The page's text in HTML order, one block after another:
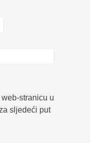
stranicu u
sljedeći put